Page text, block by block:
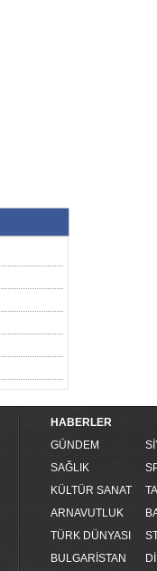
HABERLER
GÜNDEM
SAĞLIK
KÜLTÜR SANAT
ARNAVUTLUK
TÜRK DÜNYASI
BULGARİSTAN